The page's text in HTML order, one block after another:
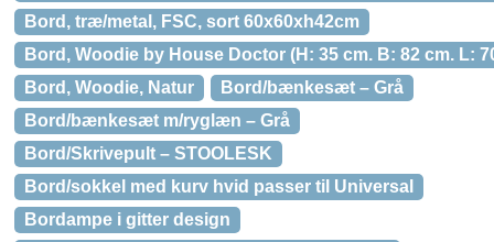
Bord, træ/metal, FSC, sort 60x60xh42cm
Bord, Woodie by House Doctor (H: 35 cm. B: 82 cm. L:
Bord, Woodie, Natur
Bord/bænkesæt – Grå
Bord/bænkesæt m/ryglæn – Grå
Bord/Skrivepult – STOOLESK
Bord/sokkel med kurv hvid passer til Universal
Bordampe i gitter design